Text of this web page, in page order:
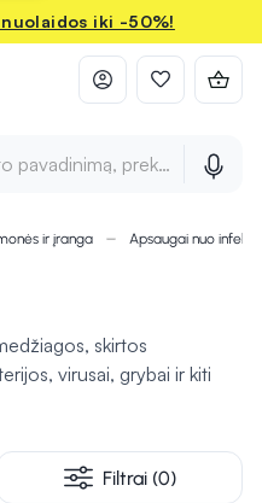
nuolaidos iki -50%!
pavadinimą, prekės ženklą ir
ir įranga Apsaugai nuo
skirtos
virusai, grybai ir kiti
įrankiuose, ant odos
apsauga nuo
įvairiose formose:
Dezinfekantai
dažnai
Filtrai (0)